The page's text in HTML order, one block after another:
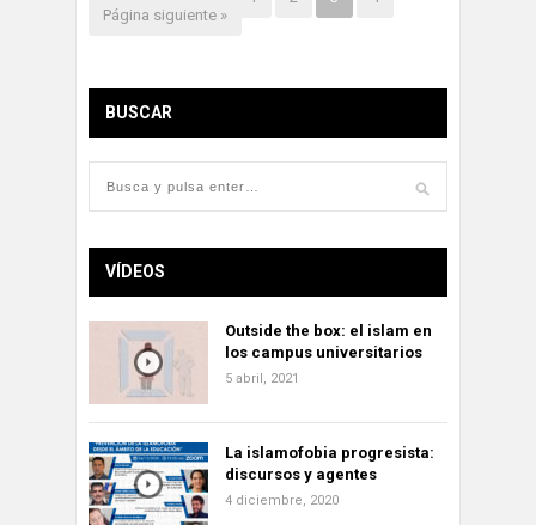
Página siguiente »
BUSCAR
VÍDEOS
Outside the box: el islam en
los campus universitarios
5 abril, 2021
La islamofobia progresista:
discursos y agentes
4 diciembre, 2020